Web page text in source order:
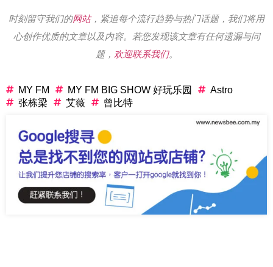
时刻留守我们的网站，紧追每个流行趋势与热门话题，我们将用
心创作优质的文章以及内容。若您发现该文章有任何遗漏与问
题， 欢迎联系我们。
MY FM MY FM BIG SHOW 好玩乐园
Astro
张栋梁
艾薇 曾比特